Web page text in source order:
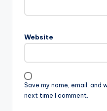
Website
Save my name, email,
next time I comment.